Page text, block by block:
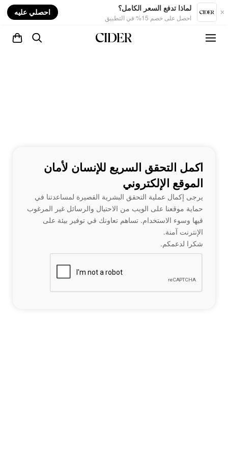
لماذا تدفع السعر الكامل؟
احصل على خصم 15% في التطبيق
احصلي عليه
اكمل التحقق السريع للإنسان لأمان
الموقع الإلكتروني
يرجى إكمال عملية التحقق البشرية القصيرة لمساعدتنا في
حماية موقعنا على الويب من الاحتيال والرسائل غير المرغوب
فيها وسوء الاستخدام. تساهم تعاونك في توفير بيئة على
الإنترنت آمنة.
شكرا لدعمكم.